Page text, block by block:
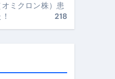
ミクロン株）患
218